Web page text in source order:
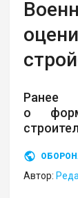
о
Автор: